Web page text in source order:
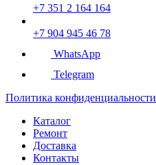
+7 351 2 164 164
+7 904 945 46 78
WhatsApp
Telegram
Политика конфиденциальности
Каталог
Ремонт
Доставка
Контакты